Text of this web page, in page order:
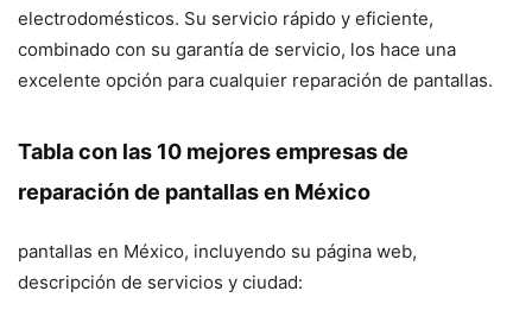
electrodomésticos. Su servicio rápido y eficiente,
combinado con su garantía de servicio, los hace una
excelente opción para cualquier reparación de pantallas.
Tabla con las 10 mejores empresas de
reparación de pantallas en México
pantallas en México, incluyendo su página web,
descripción de servicios y ciudad: